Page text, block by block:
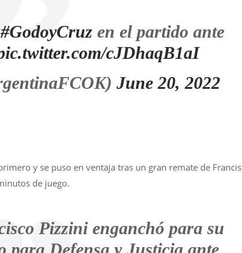
#GodoyCruz en el partido ante
cJDhaqB1aI
June 20, 2022
y se puso en ventaja tras un gran remate de
de juego.
Pizzini enganchó para su